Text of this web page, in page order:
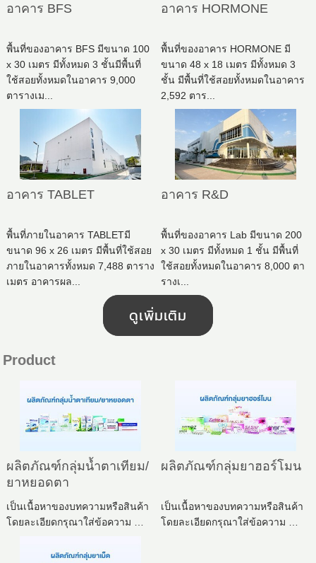
อาคาร BFS
พื้นที่ของอาคาร BFS มีขนาด 100
x 30 เมตร มีทั้งหมด 3 ชั้นมีพื้นที่
ใช้สอยทั้งหมดในอาคาร 9,000
ตารางเม...
อาคาร HORMONE
พื้นที่ของอาคาร HORMONE มี
ขนาด 48 x 18 เมตร มีทั้งหมด 3
ชั้น มีพื้นที่ใช้สอยทั้งหมดในอาคาร
2,592 ตาร...
อาคาร TABLET
พื้นที่ภายในอาคาร TABLETมี
ขนาด 96 x 26 เมตร มีพื้นที่ใช้สอย
ภายในอาคารทั้งหมด 7,488 ตาราง
เมตร อาคารผล...
อาคาร R&D
พื้นที่ของอาคาร Lab มีขนาด 200
x 30 เมตร มีทั้งหมด 1 ชั้น มีพื้นที่
ใช้สอยทั้งหมดในอาคาร 8,000 ตา
รางเ...
ดูเพิ่มเติม
Product
ผลิตภัณฑ์กลุ่มน้ำตาเทียม/
ยาหยอดตา
เป็นเนื้อหาของบทความหรือสินค้า
โดยละเอียดกรุณาใส่ข้อความ …
ผลิตภัณฑ์กลุ่มยาฮอร์โมน
เป็นเนื้อหาของบทความหรือสินค้า
โดยละเอียดกรุณาใส่ข้อความ …